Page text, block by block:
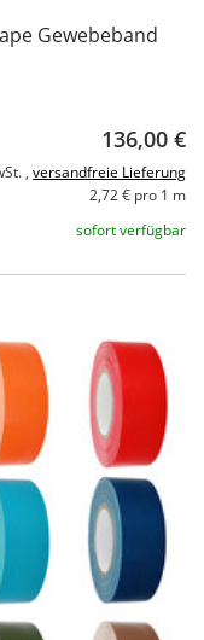
Gewebeband
136,00 €
, versandfreie Lieferung
2,72 € pro 1 m
sofort verfügbar